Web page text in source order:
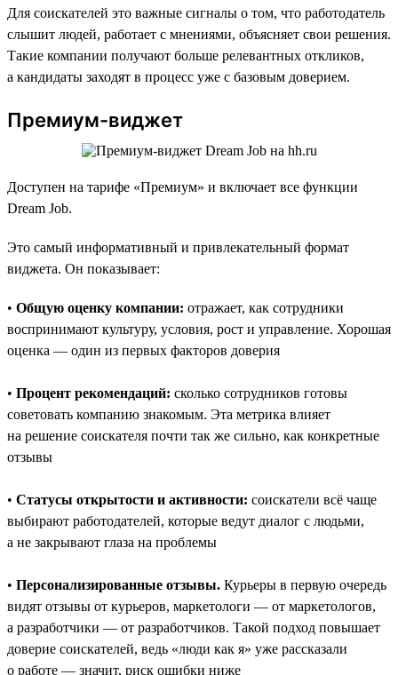
Для соискателей это важные сигналы о том, что работодатель
слышит людей, работает с мнениями, объясняет свои решения.
Такие компании получают больше релевантных откликов,
а кандидаты заходят в процесс уже с базовым доверием.
Премиум-виджет
Доступен на тарифе «Премиум» и включает все функции
Dream Job.
Это самый информативный и привлекательный формат
виджета. Он показывает:
• Общую оценку компании: отражает, как сотрудники
воспринимают культуру, условия, рост и управление. Хорошая
оценка — один из первых факторов доверия
• Процент рекомендаций: сколько сотрудников готовы
советовать компанию знакомым. Эта метрика влияет
на решение соискателя почти так же сильно, как конкретные
отзывы
• Статусы открытости и активности: соискатели всё чаще
выбирают работодателей, которые ведут диалог с людьми,
а не закрывают глаза на проблемы
• Персонализированные отзывы. Курьеры в первую очередь
видят отзывы от курьеров, маркетологи — от маркетологов,
а разработчики — от разработчиков. Такой подход повышает
доверие соискателей, ведь «люди как я» уже рассказали
о работе — значит, риск ошибки ниже